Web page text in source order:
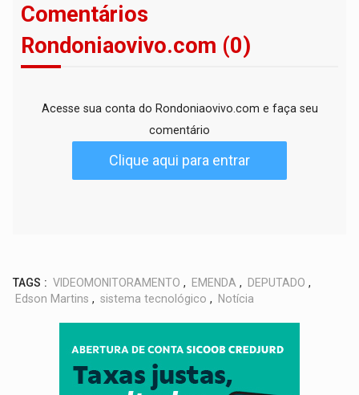
Comentários
Rondoniaovivo.com (0)
Acesse sua conta do Rondoniaovivo.com e faça seu
comentário
Clique aqui para entrar
TAGS : VIDEOMONITORAMENTO , EMENDA , DEPUTADO ,
Edson Martins , sistema tecnológico , Notícia